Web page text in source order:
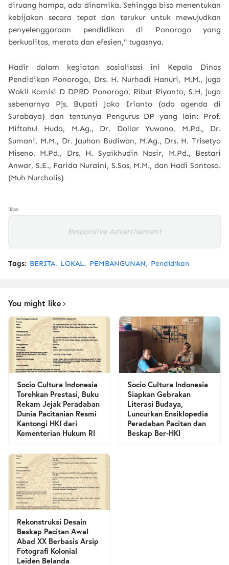
diruang hampa, ada dinamika. Sehingga bisa menentukan
kebijakan secara tepat dan terukur untuk mewujudkan
penyelenggaraan pendidikan di Ponorogo yang
berkualitas, merata dan efesien," tugasnya.
Hadir dalam kegiatan sosialisasi ini Kepala Dinas
Pendidikan Ponorogo, Drs. H. Nurhadi Hanuri, M.M., juga
Wakil Komisi D DPRD Ponorogo, Ribut Riyanto, S.H, juga
sebenarnya Pjs. Bupati Joko Irianto (ada agenda di
Surabaya) dan tentunya Pengurus DP yang lain: Prof.
Miftahul Huda, M.Ag., Dr. Dollar Yuwono, M.Pd., Dr.
Sumani, M.M., Dr. Jauhan Budiwan, M.Ag., Drs. H. Trisetyo
Miseno, M.Pd., Drs. H. Syaikhudin Nasir, M.Pd., Bestari
Anwar, S.E., Farida Nuraini, S.Sos, M.M., dan Hadi Santoso.
(Muh Nurcholis)
Iklan
Responsive Advertisement
Tags: BERITA LOKAL PEMBANGUNAN Pendidikan
You might like
Socio Cultura Indonesia
Torehkan Prestasi, Buku
Rekam Jejak Peradaban
Dunia Pacitanian Resmi
Kantongi HKI dari
Kementerian Hukum RI
Socio Cultura Indonesia
Siapkan Gebrakan
Literasi Budaya,
Luncurkan Ensiklopedia
Peradaban Pacitan dan
Beskap Ber-HKI
Rekonstruksi Desain
Beskap Pacitan Awal
Abad XX Berbasis Arsip
Fotografi Kolonial
Leiden Belanda